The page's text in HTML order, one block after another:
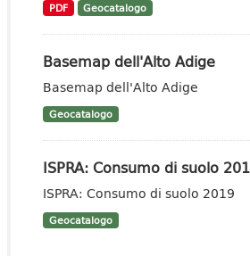
PDF Geocatalogo
Basemap dell'Alto Adige
Basemap dell'Alto Adige
Geocatalogo
ISPRA: Consumo di suolo
ISPRA: Consumo di suolo 2019
Geocatalogo